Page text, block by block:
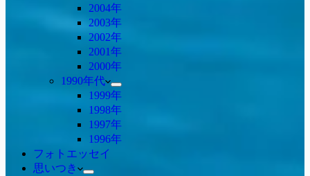
2004年
2003年
2002年
2001年
2000年
1990年代
1999年
1998年
1997年
1996年
フォトエッセイ
思いつき